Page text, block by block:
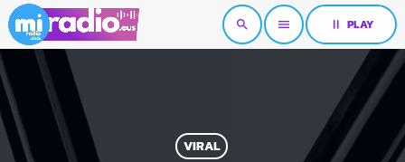
search menu pause PLAY
VIRAL